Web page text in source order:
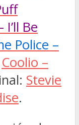
Be
Police –
Coolio –
Stevie
.